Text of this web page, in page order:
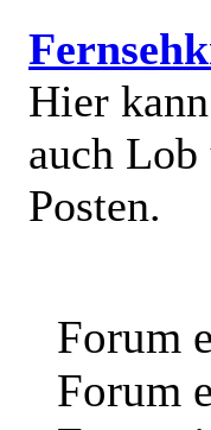
Hier
auch Lob
Posten.
Forum
Forum